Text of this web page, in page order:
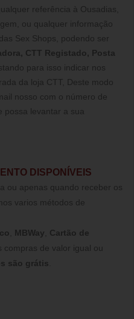
referência à Ousadias,
ou qualquer informação
Sex Shops, podendo ser
CTT Registado, Posta
para isso indicar nos
da loja CTT, Deste modo
nosso com o número de
possa levantar a sua
DISPONÍVEIS
ou apenas quando receber os
varios métodos de
MBWay
Cartão de
compras de valor igual ou
são grátis